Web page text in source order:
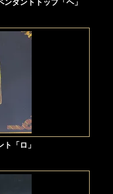
ダントトップ「ヘ」
「ロ」